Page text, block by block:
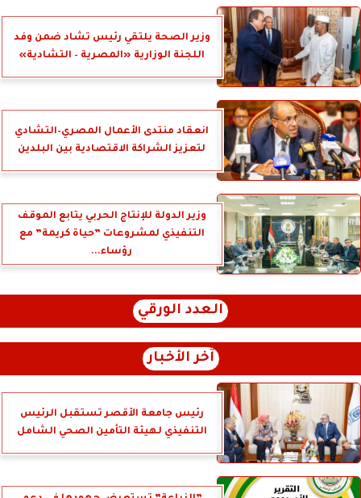
وزير الصحة يلتقي رئيس تشاد ضمن وفد
اللجنة الوزارية «المصرية – التشادية»
انعقاد منتدى الأعمال المصري–التشادي
لتعزيز الشراكة الاقتصادية بين البلدين
وزير الدولة للإنتاج الحربي يتابع الموقف
التنفيذي لمشروعات ”حياة كريمة” مع
رؤساء...
العدد الورقي
آخر الأخبار
رئيس جامعة الأقصر تستقبل الرئيس
التنفيذي لهيئة التأمين الصحي الشامل